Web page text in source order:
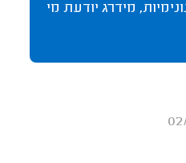
מידרג יודעת מי